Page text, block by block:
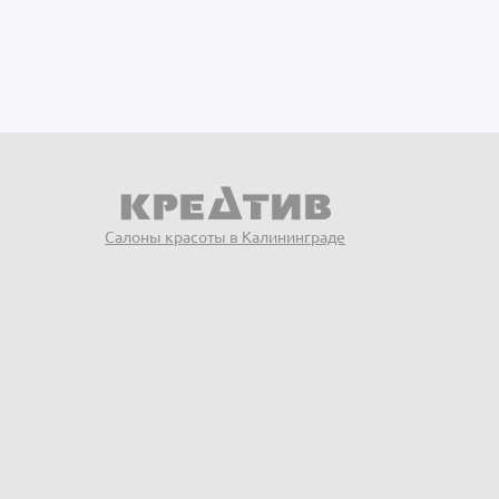
Салоны красоты в Калининграде